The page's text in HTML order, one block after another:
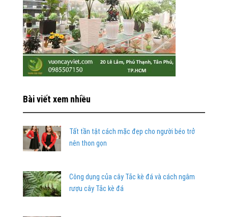
Bài viết xem nhiều
Tất tần tật cách mặc đẹp cho người béo trở
nên thon gọn
Công dụng của cây Tắc kè đá và cách ngâm
rượu cây Tắc kè đá